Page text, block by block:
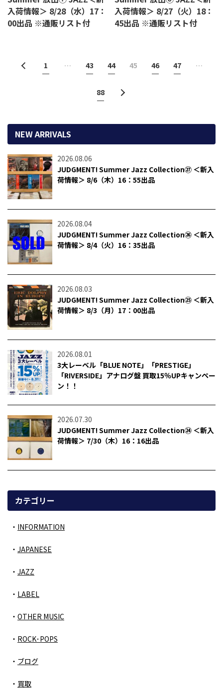
入荷情報＞ 8/28（水）17：
00出品 ※通販リスト付
入荷情報＞ 8/27（火）18：
45出品 ※通販リスト付
1 … 43 44 45 46 47 …
88
NEW ARRIVALS
2026.08.06
JUDGMENT! Summer Jazz Collection㉗ ＜新入
荷情報＞ 8/6（木）16：55出品
2026.08.04
JUDGMENT! Summer Jazz Collection㉖ ＜新入
荷情報＞ 8/4（火）16：35出品
2026.08.03
JUDGMENT! Summer Jazz Collection㉕ ＜新入
荷情報＞ 8/3（月）17：00出品
2026.08.01
3大レーベル「BLUE NOTE」「PRESTIGE」
「RIVERSIDE」アナログ盤 買取15％UPキャンペー
ン！！
2026.07.30
JUDGMENT! Summer Jazz Collection㉔ ＜新入
荷情報＞ 7/30（木）16：16出品
カテゴリー
INFORMATION
JAPANESE
JAZZ
LABEL
OTHER MUSIC
ROCK･POPS
ブログ
買取